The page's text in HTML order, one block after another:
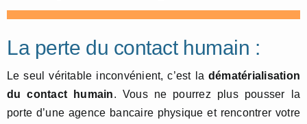
La perte du contact humain :
Le seul véritable inconvénient, c’est la dématérialisation
du contact humain. Vous ne pourrez plus pousser la
porte d’une agence bancaire physique et rencontrer votre